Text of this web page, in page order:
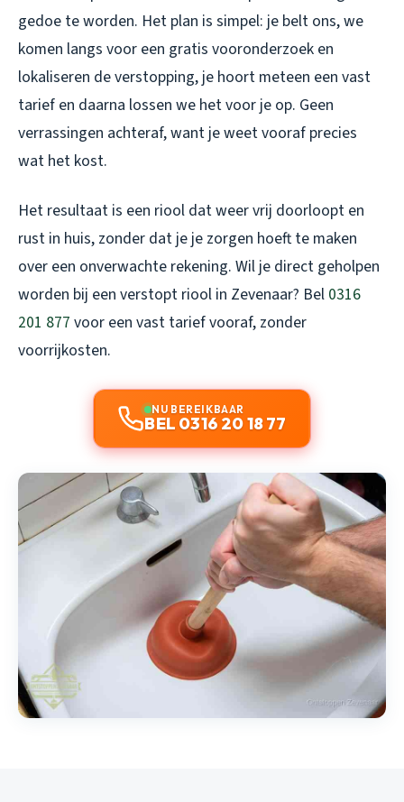
gedoe te worden. Het plan is simpel: je belt ons, we
komen langs voor een gratis vooronderzoek en
lokaliseren de verstopping, je hoort meteen een vast
tarief en daarna lossen we het voor je op. Geen
verrassingen achteraf, want je weet vooraf precies
wat het kost.
Het resultaat is een riool dat weer vrij doorloopt en
rust in huis, zonder dat je je zorgen hoeft te maken
over een onverwachte rekening. Wil je direct geholpen
worden bij een verstopt riool in Zevenaar? Bel 0316
201 877 voor een vast tarief vooraf, zonder
voorrijkosten.
NU BEREIKBAAR
BEL 0316 20 18 77